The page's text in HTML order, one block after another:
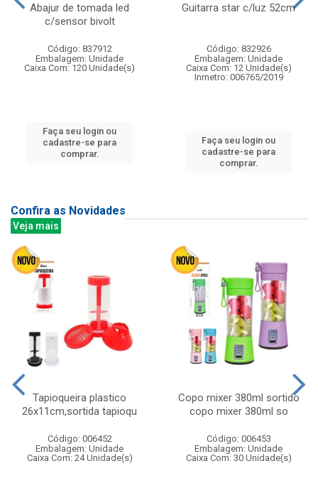
Abajur de tomada led
c/sensor bivolt
Código: 837912
Embalagem: Unidade
Caixa Com: 120 Unidade(s)
Faça seu login ou
cadastre-se para
comprar.
Guitarra star c/luz 52cm
Código: 832926
Embalagem: Unidade
Caixa Com: 12 Unidade(s)
Inmetro: 006765/2019
Faça seu login ou
cadastre-se para
comprar.
Confira as Novidades
Veja mais
Tapioqueira plastico
26x11cm,sortida tapioqu
Código: 006452
Embalagem: Unidade
Caixa Com: 24 Unidade(s)
Copo mixer 380ml sortido
copo mixer 380ml so
Código: 006453
Embalagem: Unidade
Caixa Com: 30 Unidade(s)